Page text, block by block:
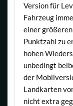
Version für
Fahrzeug
einer
Punktzahl zu
hohen
unbedingt
der
Landkarten
nicht extra